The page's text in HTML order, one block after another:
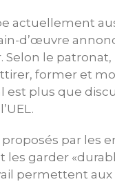
actuellement
d’œuvre
Selon le
former et
est plus que
par les
garder
permettent